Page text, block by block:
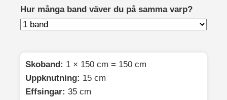
Hur många band väver du på samma varp?
Skoband: 1 × 150 cm = 150 cm
Uppknutning: 15 cm
Effsingar: 35 cm